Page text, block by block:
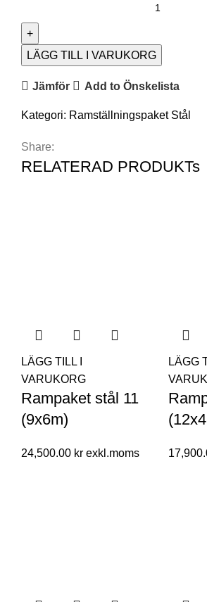
LÄGG TILL I VARUKORG
Jämför Add to Önskelista
Kategori: Ramställningspaket Stål
Share:
RELATERAD PRODUKTs
LÄGG TILL I
VARUKORG
Rampaket stål 11
(9x6m)
24,500.00 kr
LÄGG